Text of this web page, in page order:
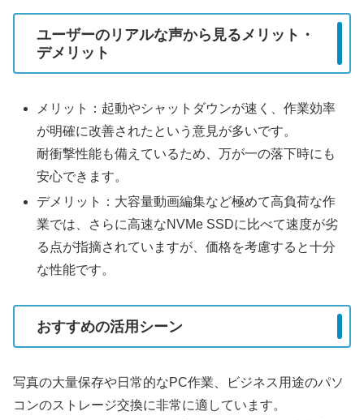
ユーザーのリアルな声から見るメリット・
デメリット
メリット：起動やシャットダウンが速く、作業効率
が明確に改善されたという意見が多いです。
耐衝撃性能も備えているため、万が一の落下時にも
安心できます。
デメリット：大容量動画編集など極めて高負荷な作
業では、さらに高速なNVMe SSDに比べて速度が劣
る点が指摘されていますが、価格を考慮すると十分
な性能です。
おすすめの活用シーン
写真の大量保存や日常的なPC作業、ビジネス用途のパソ
コンのストレージ交換に非常に適しています。